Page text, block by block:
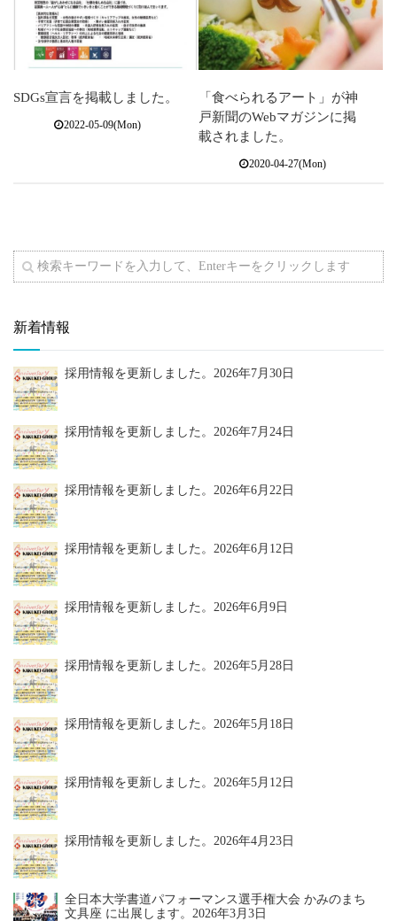
SDGs宣言を掲載しました。
2022-05-09(Mon)
「食べられるアート」が神
戸新聞のWebマガジンに掲
載されました。
2020-04-27(Mon)
新着情報
採用情報を更新しました。 2026年7月30日
採用情報を更新しました。 2026年7月24日
採用情報を更新しました。 2026年6月22日
採用情報を更新しました。 2026年6月12日
採用情報を更新しました。 2026年6月9日
採用情報を更新しました。 2026年5月28日
採用情報を更新しました。 2026年5月18日
採用情報を更新しました。 2026年5月12日
採用情報を更新しました。 2026年4月23日
全日本大学書道パフォーマンス選手権大会 かみのまち
文具座 に出展します。 2026年3月3日